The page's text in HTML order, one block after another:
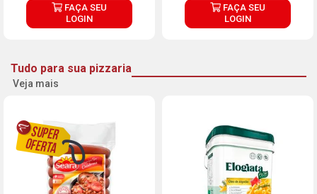
FAÇA SEU
LOGIN
FAÇA SEU
LOGIN
Tudo para sua pizzaria
Veja mais